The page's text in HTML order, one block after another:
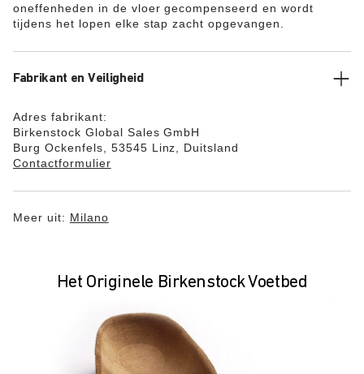
oneffenheden in de vloer gecompenseerd en wordt
tijdens het lopen elke stap zacht opgevangen.
Fabrikant en Veiligheid
Adres fabrikant:
Birkenstock Global Sales GmbH
Burg Ockenfels, 53545 Linz, Duitsland
Contactformulier
Meer uit: Milano
Het Originele Birkenstock Voetbed